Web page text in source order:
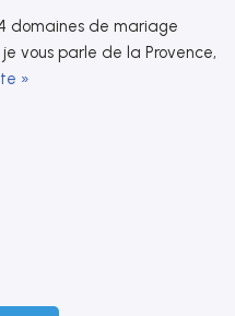
domaines de mariage
vous parle de la Provence,
»